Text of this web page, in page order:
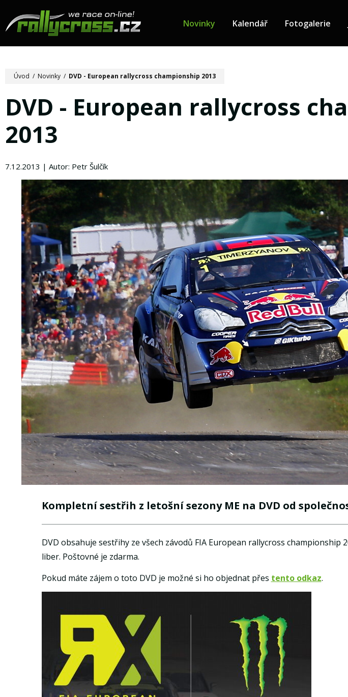
Novinky Kalendář Fotogalerie
Úvod / Novinky / DVD - European rallycross championship 2013
DVD - European rallycross
2013
7.12.2013 | Autor: Petr Šulčík
Kompletní sestřih z letošní sezony ME na DVD od
DVD obsahuje sestřihy ze všech závodů FIA European rallycross championship
liber. Poštovné je zdarma.
Pokud máte zájem o toto DVD je možné si ho objednat přes tento odkaz.